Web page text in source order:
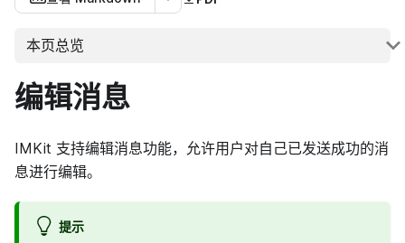
本页总览
编辑消息
IMKit 支持编辑消息功能，允许用户对自己已发送成功的消
息进行编辑。
提示